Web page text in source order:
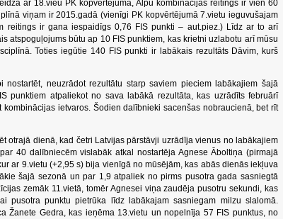
ar 18.vieu PK kopvērtējumā, Alpu kombinācijas reitings ir vien 60
viņam ir 2015.gadā (vienīgi PK kopvērtējumā 7.vietu ieguvušajam
reitings ir gana iespaidīgs 0,76 FIS punkti – aut.piez.) Līdz ar to arī
atspoguļojums būtu ap 10 FIS punktiem, kas krietni uzlabotu arī mūsu
Toties iegūtie 140 FIS punkti ir labākais rezultāts Dāvim, kurš
nostartēt, neuzrādot rezultātu starp saviem pieciem labākajiem šajā
punktiem atpaliekot no sava labākā rezultāta, kas uzrādīts februārī
ietvaros. Šodien dalībnieki sacenšas nobraucienā, bet rīt
otrajā dienā, kad četri Latvijas pārstāvji uzrādīja vienus no labākajiem
40 dalībniecēm vislabāk atkal nostartēja Agnese Āboltiņa (pirmajā
ar 9.vietu (+2,95 s) bija vienīgā no mūsējām, kas abās dienās iekļuva
šajā sezonā un par 1,9 atpaliek no pirms pusotra gada sasniegtā
zemāk 11.vietā, tomēr Agnesei viņa zaudēja pusotru sekundi, kas
pusotra punktu pietrūka līdz labākajam sasniegam milzu slalomā.
Žanete Gedra, kas ieņēma 13.vietu un nopelnīja 57 FIS punktus, no